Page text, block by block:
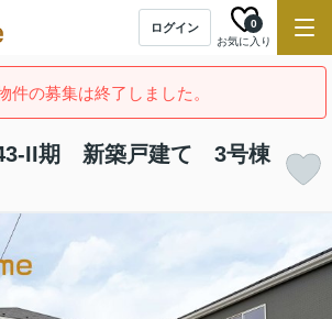
ログイン
お気に入り
0
件の募集は終了しました。
II期 新築戸建て 3号棟